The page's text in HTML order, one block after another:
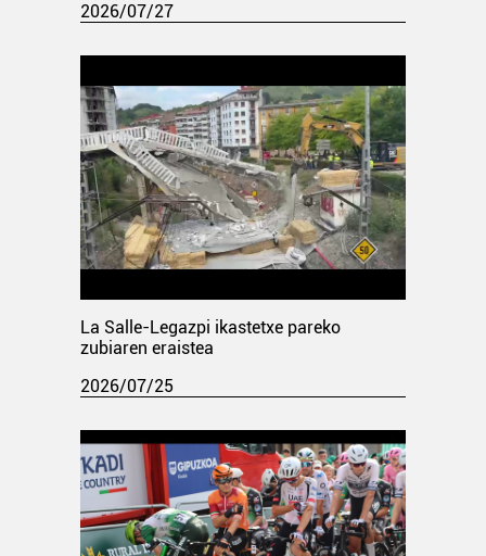
2026/07/27
La Salle-Legazpi ikastetxe pareko
zubiaren eraistea
2026/07/25